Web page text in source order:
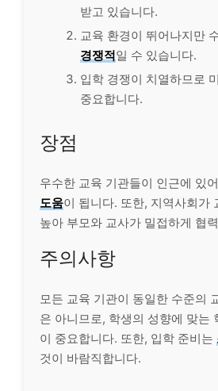
받고 있습니다.
교육 환경이 뛰어나지만
경쟁적일 수 있습니다.
입학 경쟁이 치열하므로
중요합니다.
장점
우수한 교육 기관들이 인근에 있
도움이 됩니다. 또한, 지역사회가
높아 부모와 교사가 밀접하게 협
주의사항
모든 교육 기관이 동일한 수준의
은 아니므로, 학생의 성향에 맞는
이 중요합니다. 또한, 입학 준비는
것이 바람직합니다.